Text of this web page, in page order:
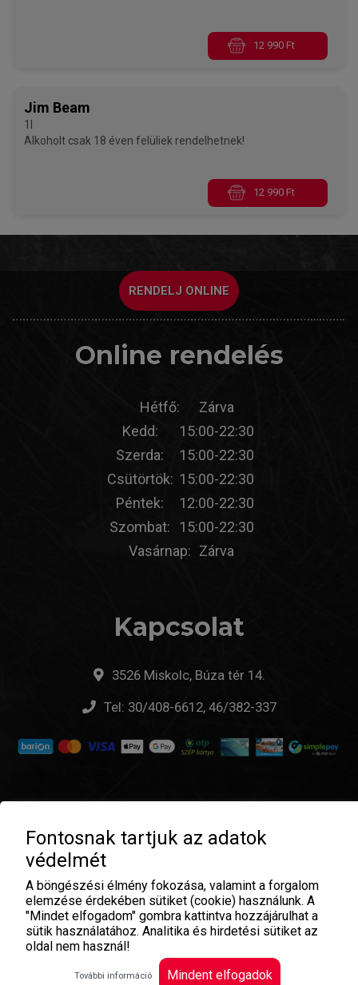
12 990 Ft
Jim Beam
1l
Alkoholt csak 18 éven felüliek rendelhetnek!
12 990 Ft
RENDELJ ONLINE
Online rendelés
Hétfő:
Zárva
Kedd:
15:00-22:30
Szerda:
15:00-22:30
Csütörtök: 15:00-22:30
Péntek:
12:00-22:30
Szombat:
15:00-22:30
Vasárnap: Zárva
Kapcsolat
3526 Miskolc, Búza tér 14.
Tel: 30/408-6612, 46/382-337
© Don Giovanni Pizzeria & Pub - 2026 | ÁSZF
Fontosnak tartjuk az adatok
védelmét
A böngészési élmény fokozása, valamint a forgalom
elemzése érdekében sütiket (cookie) használunk. A
"Mindet elfogadom" gombra kattintva hozzájárulhat a
sütik használatához. Analitika és hirdetési sütiket az
oldal nem használ!
További információ Mindent elfogadok